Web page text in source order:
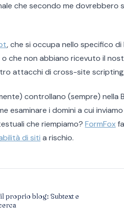
che secondo me dovrebbero
, che si occupa nello specifico
che non abbiano ricevuto il
attacchi di cross-site
controllano (sempre) nella
esaminare i domini a cui
che riempiamo? FormFox
di siti a rischio.
proprio blog: Subtext e